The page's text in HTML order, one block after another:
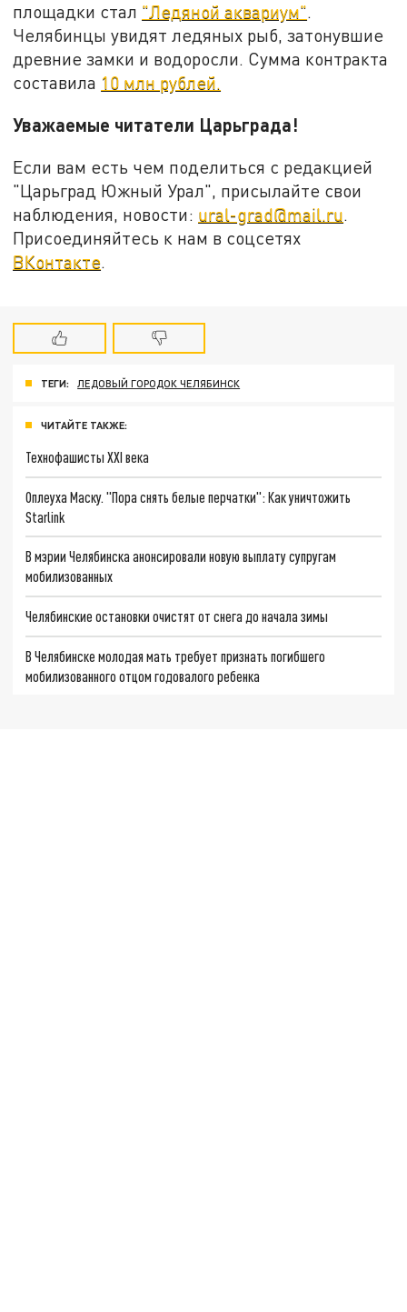
площадки стал "Ледяной аквариум".
Челябинцы увидят ледяных рыб, затонувшие
древние замки и водоросли. Сумма контракта
составила 10 млн рублей.
Уважаемые читатели Царьграда!
Если вам есть чем поделиться с редакцией
"Царьград Южный Урал", присылайте свои
наблюдения, новости: ural-grad@mail.ru
Присоединяйтесь к нам в соцсетях
ВКонтакте
ТЕГИ: ЛЕДОВЫЙ ГОРОДОК ЧЕЛЯБИНСК
ЧИТАЙТЕ ТАКЖЕ:
Технофашисты XXI века
Оплеуха Маску. "Пора снять белые перчатки": Как уничтожить
Starlink
В мэрии Челябинска анонсировали новую выплату супругам
мобилизованных
Челябинские остановки очистят от снега до начала зимы
В Челябинске молодая мать требует признать погибшего
мобилизованного отцом годовалого ребенка